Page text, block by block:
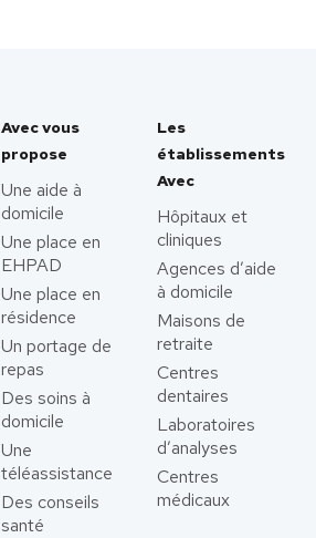
Avec vous
propose
Une aide à
domicile
Une place en
EHPAD
Une place en
résidence
Un portage de
repas
Des soins à
domicile
Une
téléassistance
Des conseils
santé
Les
établissements
Avec
Hôpitaux et
cliniques
Agences d’aide
à domicile
Maisons de
retraite
Centres
dentaires
Laboratoires
d’analyses
Centres
médicaux